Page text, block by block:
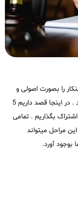
را بصورت اصولی و
قانونی انجام دهید که در آینده به مشکل بر نخورید . در اینجا قصد داریم 5
بگذاریم . تمامی
مراحل میتواند
بوجود آورد.